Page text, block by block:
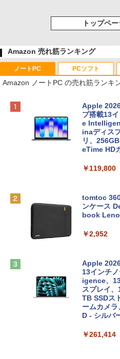
トップペ
Amazon 売れ筋ランキング
ノートPC
Amazon ノートPC の売れ筋ランキ
Apple
プ搭載13
e
inaディス
リ、
eTime HD
￥119,800
tomtoc
ンケース
book
￥2,952
Apple
13インチ
igence、
スプレイ
TB SSDス
ームカメ
D - シルバ
￥261,414
PCソフト